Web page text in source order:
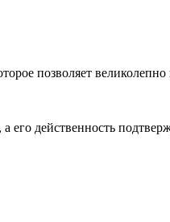
позволяет
действенность